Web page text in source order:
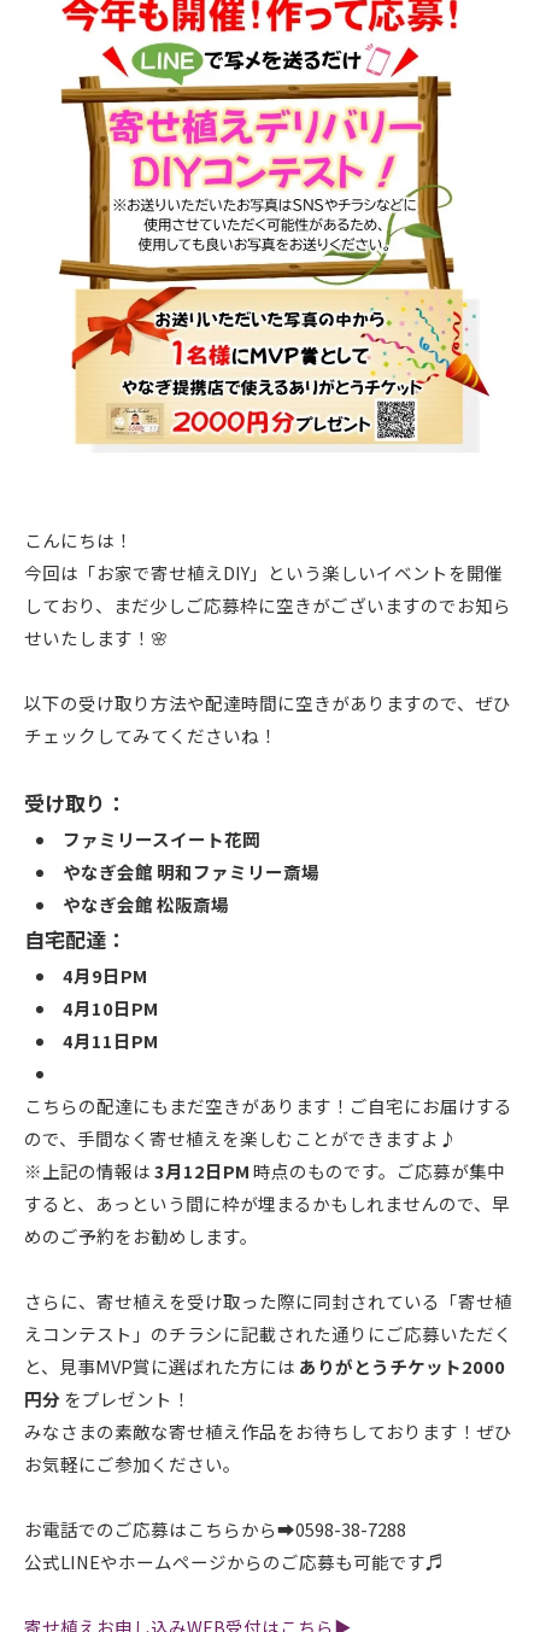
こんにちは！
今回は「お家で寄せ植えDIY」という楽しいイベントを開催
しており、まだ少しご応募枠に空きがございますのでお知ら
せいたします！🌸
以下の受け取り方法や配達時間に空きがありますので、ぜひ
チェックしてみてくださいね！
受け取り：
ファミリースイート花岡
やなぎ会館 明和ファミリー斎場
やなぎ会館 松阪斎場
自宅配達：
4月9日PM
4月10日PM
4月11日PM
こちらの配達にもまだ空きがあります！ご自宅にお届けする
ので、手間なく寄せ植えを楽しむことができますよ♪
※上記の情報は3月12日PM時点のものです。ご応募が集中
すると、あっという間に枠が埋まるかもしれませんので、早
めのご予約をお勧めします。
さらに、寄せ植えを受け取った際に同封されている「寄せ植
えコンテスト」のチラシに記載された通りにご応募いただく
と、見事MVP賞に選ばれた方には ありがとうチケット2000
円分 をプレゼント！
みなさまの素敵な寄せ植え作品をお待ちしております！ぜひ
お気軽にご参加ください。
お電話でのご応募はこちらから➡0598-38-7288
公式LINEやホームページからのご応募も可能です♬
寄せ植えお申し込みWEB受付はこちら▶